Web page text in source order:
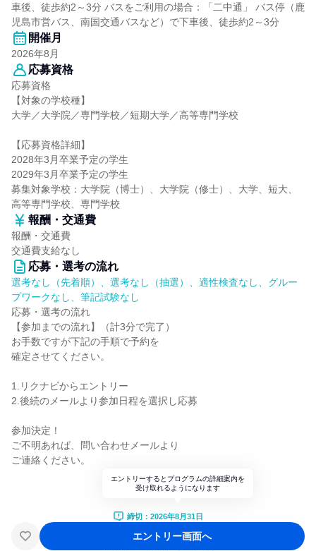
車後、徒歩約2～3分 バスをご利用の場合：「二中通」 バス停（鹿
児島市営バス、南国交通バスなど）で下車後、徒歩約2～3分
開催月
2026年8月
応募資格
応募資格
【対象の学校種】
大学／大学院／専門学校／短期大学／高等専門学校
【応募資格詳細】
2028年3月卒業予定の学生
2029年3月卒業予定の学生
募集対象学校：大学院（博士）、大学院（修士）、大学、短大、
高等専門学校、専門学校
報酬・交通費
報酬・交通費
交通費支給なし
応募・選考の流れ
選考なし（先着順）、選考なし（抽選）、適性検査なし、グルー
プワークなし、筆記試験なし
応募・選考の流れ
【参加までの流れ】（計3分で完了）
お手数ですが下記の手順で予約を
確定させてください。
1.リクナビからエントリー
2.後続のメールより参加日程を選択し応募
参加決定！
ご不明あれば、問い合わせメールより
ご連絡ください。
エントリーするとプログラムの詳細案内を
受け取れるようになります
締切：2026年8月31日
エントリー画面へ